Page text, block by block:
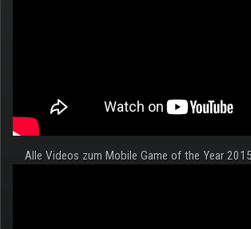
Alle Videos zum Mobile Game of the Year